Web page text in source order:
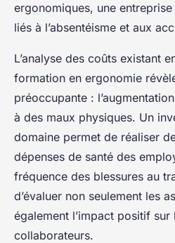
ergonomiques, une
liés à l’absentéisme et aux
L’analyse des coûts existant
formation en ergonomie
préoccupante :
à des maux physiques. Un
domaine permet de réaliser
dépenses de santé des
fréquence des blessures au
d’évaluer non seulement les
également l’impact positif
collaborateurs.